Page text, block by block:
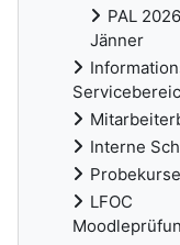
PAL
Jänner
Interne
Probekurse
LFOC